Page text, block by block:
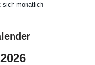
sich monatlich